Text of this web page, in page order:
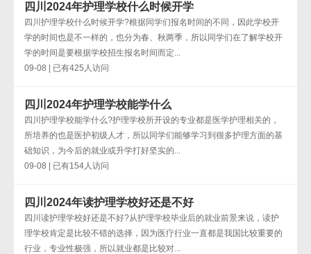
四川2024年护理学校什么时候开学
四川护理学校什么时候开学?根据同学们报名时间的不同，因此学校开
学的时间也是不一样的，也分为春、秋两季，所以同学们在了解学校开
学的时间是要根据学校招生报名时间而定...
09-08 | 已有425人访问
四川2024年护理学校能学什么
四川护理学校能学什么?护理学校所开设的专业都是医学护理相关的，
所培养的也是医护初级人才，所以同学们能够学习到很多护理方面的基
础知识，为今后的就业或升学打好坚实的...
09-08 | 已有154人访问
四川2024年读护理学校好还是不好
四川读护理学校好还是不好?从护理学校毕业后的就业前景来说，读护
理学校肯定是比较不错的选择，因为医疗行业一直都是我国比较重要的
行业，专业性极强，所以就业都是比较对...